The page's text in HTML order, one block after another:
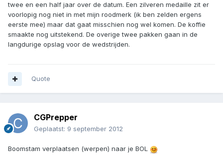
twee en een half jaar over de datum. Een zilveren medaille zit er
voorlopig nog niet in met mijn roodmerk (ik ben zelden ergens
eerste mee) maar dat gaat misschien nog wel komen. De koffie
smaakte nog uitstekend. De overige twee pakken gaan in de
langdurige opslag voor de wedstrijden.
Quote
CGPrepper
Geplaatst: 9 september 2012
Boomstam verplaatsen (werpen) naar je BOL